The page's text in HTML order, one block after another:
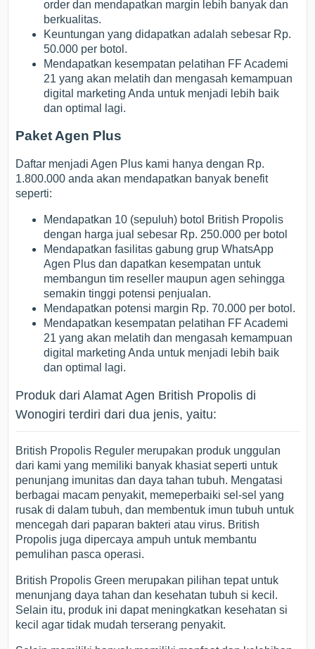
order dan mendapatkan margin lebih banyak dan
berkualitas.
Keuntungan yang didapatkan adalah sebesar Rp.
50.000 per botol.
Mendapatkan kesempatan pelatihan FF Academi
21 yang akan melatih dan mengasah kemampuan
digital marketing Anda untuk menjadi lebih baik
dan optimal lagi.
Paket Agen Plus
Daftar menjadi Agen Plus kami hanya dengan Rp.
1.800.000 anda akan mendapatkan banyak benefit
seperti:
Mendapatkan 10 (sepuluh) botol British Propolis
dengan harga jual sebesar Rp. 250.000 per botol
Mendapatkan fasilitas gabung grup WhatsApp
Agen Plus dan dapatkan kesempatan untuk
membangun tim reseller maupun agen sehingga
semakin tinggi potensi penjualan.
Mendapatkan potensi margin Rp. 70.000 per botol.
Mendapatkan kesempatan pelatihan FF Academi
21 yang akan melatih dan mengasah kemampuan
digital marketing Anda untuk menjadi lebih baik
dan optimal lagi.
Produk dari Alamat Agen British Propolis di
Wonogiri terdiri dari dua jenis, yaitu:
British Propolis Reguler merupakan produk unggulan
dari kami yang memiliki banyak khasiat seperti untuk
penunjang imunitas dan daya tahan tubuh. Mengatasi
berbagai macam penyakit, memeperbaiki sel-sel yang
rusak di dalam tubuh, dan membentuk imun tubuh untuk
mencegah dari paparan bakteri atau virus. British
Propolis juga dipercaya ampuh untuk membantu
pemulihan pasca operasi.
British Propolis Green merupakan pilihan tepat untuk
menunjang daya tahan dan kesehatan tubuh si kecil.
Selain itu, produk ini dapat meningkatkan kesehatan si
kecil agar tidak mudah terserang penyakit.